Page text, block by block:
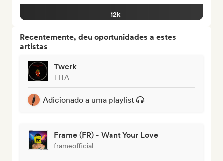
12k
Recentemente, deu oportunidades a estes
artistas
Twerk
TITA
Adicionado a uma playlist
Frame (FR) - Want Your Love
frameofficial